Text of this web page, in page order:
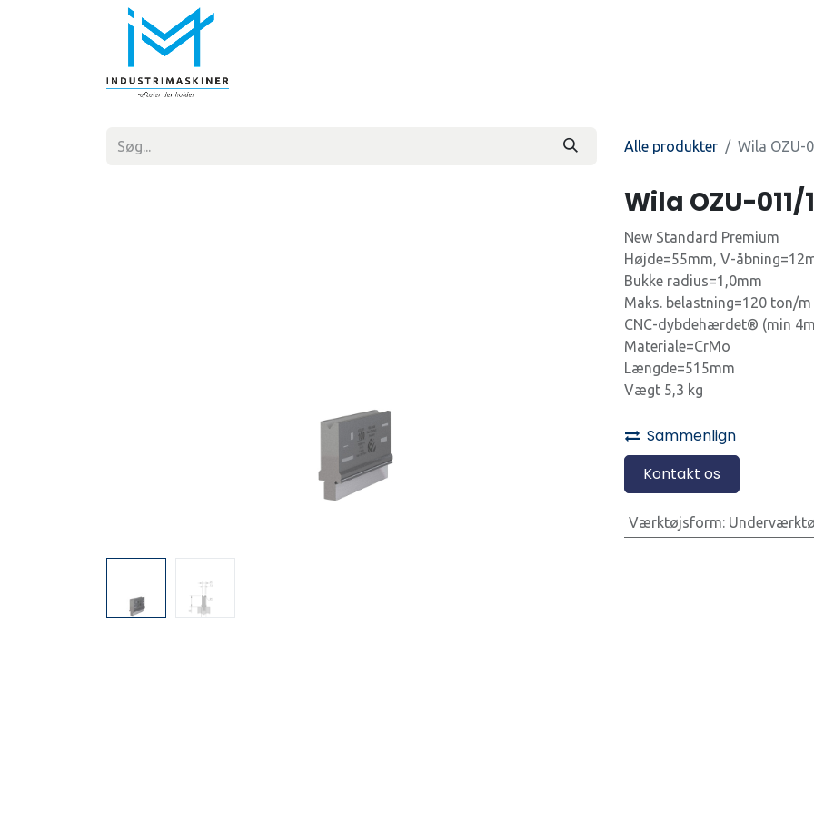
Alle produkter Wila OZU-
Wila OZU-011/1
New Standard Premium
Højde=55mm, V-
Bukke radius=1,0mm
Maks. belastning=120 ton/m
CNC-dybdehærdet® (min
Materiale=CrMo
Længde=515mm
Vægt 5,3 kg
Sammenlign
Kontakt os
Værktøjsform: